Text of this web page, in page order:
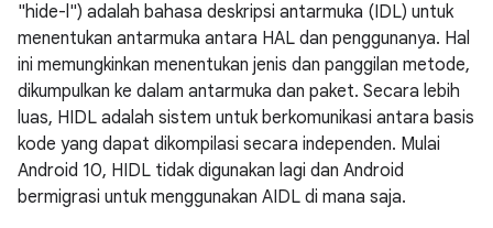
"hide-l") adalah bahasa deskripsi antarmuka (IDL) untuk
menentukan antarmuka antara HAL dan penggunanya. Hal
ini memungkinkan menentukan jenis dan panggilan metode,
dikumpulkan ke dalam antarmuka dan paket. Secara lebih
luas, HIDL adalah sistem untuk berkomunikasi antara basis
kode yang dapat dikompilasi secara independen. Mulai
Android 10, HIDL tidak digunakan lagi dan Android
bermigrasi untuk menggunakan AIDL di mana saja.